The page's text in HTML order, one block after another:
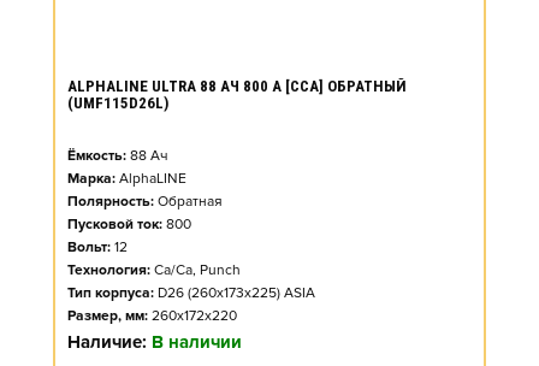
ALPHALINE ULTRA 88 АЧ 800 А [CCA] ОБРАТНЫЙ
(UMF115D26L)
Ёмкость: 88 Ач
Марка: AlphaLINE
Полярность: Обратная
Пусковой ток: 800
Вольт: 12
Технология: Ca/Ca, Punch
Тип корпуса: D26 (260x173x225) ASIA
Размер, мм: 260x172x220
Наличие: В наличии